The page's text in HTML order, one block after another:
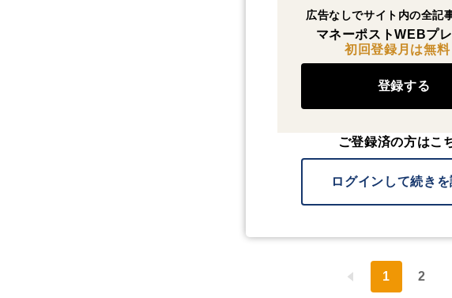
広告なしでサイト内の全記
マネーポストWEBプ
初回登録月は無料
登録する
ご登録済の方はこ
ログインして続き
1 2